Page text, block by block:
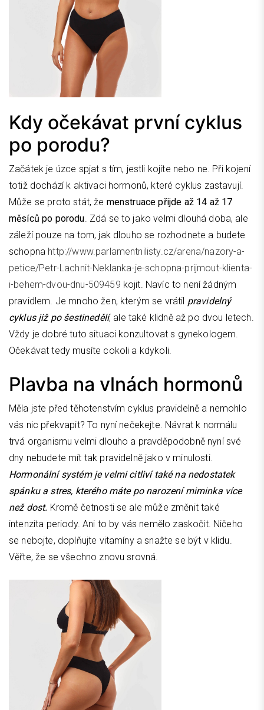
Kdy očekávat první cyklus
po porodu?
Začátek je úzce spjat s tím, jestli kojíte nebo ne. Při kojení
totiž dochází k aktivaci hormonů, které cyklus zastavují.
Může se proto stát, že menstruace přijde až 14 až 17
měsíců po porodu . Zdá se to jako velmi dlouhá doba, ale
záleží pouze na tom, jak dlouho se rozhodnete a budete
schopna http://www.parlamentnilisty.cz/arena/nazory-a-
petice/Petr-Lachnit-Neklanka-je-schopna-prijmout-klienta-
i-behem-dvou-dnu-509459 kojit. Navíc to není žádným
pravidlem. Je mnoho žen, kterým se vrátil pravidelný
cyklus již po šestinedělí, ale také klidně až po dvou letech.
Vždy je dobré tuto situaci konzultovat s gynekologem.
Očekávat tedy musíte cokoli a kdykoli.
Plavba na vlnách hormonů
Měla jste před těhotenstvím cyklus pravidelně a nemohlo
vás nic překvapit? To nyní nečekejte. Návrat k normálu
trvá organismu velmi dlouho a pravděpodobně nyní své
dny nebudete mít tak pravidelně jako v minulosti.
Hormonální systém je velmi citliví také na nedostatek
spánku a stres, kterého máte po narození miminka více
než dost. Kromě četnosti se ale může změnit také
intenzita periody. Ani to by vás nemělo zaskočit. Ničeho
se nebojte, doplňujte vitamíny a snažte se být v klidu.
Věřte, že se všechno znovu srovná.